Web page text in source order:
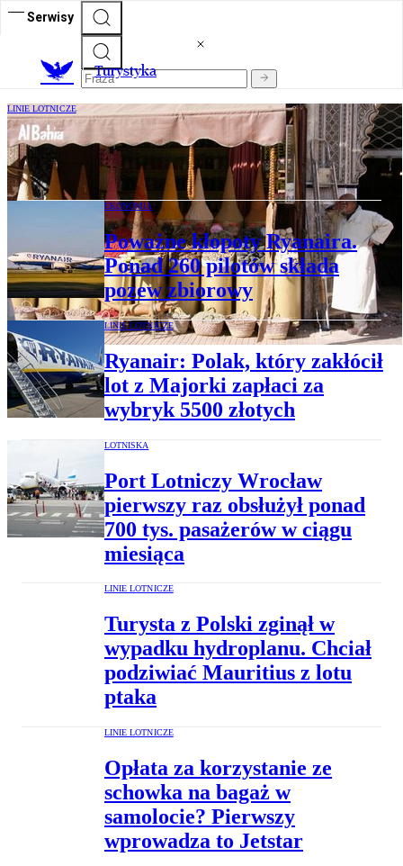
Serwisy
Turystyka
LINIE LOTNICZE
Ryanair uruchamia nowe połączenie z
Krakowa. „Jeszcze nikt tam nie latał”
EKONOMIA
Poważne kłopoty Ryanaira.
Ponad 260 pilotów składa
pozew zbiorowy
LINIE LOTNICZE
Ryanair: Polak, który zakłócił
lot z Majorki zapłaci za
wybryk 5500 złotych
LOTNISKA
Port Lotniczy Wrocław
pierwszy raz obsłużył ponad
700 tys. pasażerów w ciągu
miesiąca
LINIE LOTNICZE
Turysta z Polski zginął w
wypadku hydroplanu. Chciał
podziwiać Mauritius z lotu
ptaka
LINIE LOTNICZE
Opłata za korzystanie ze
schowka na bagaż w
samolocie? Pierwszy
wprowadza to Jetstar